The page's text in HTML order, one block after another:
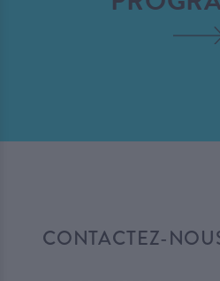
CONTACTEZ-